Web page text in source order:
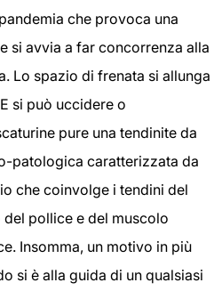
che provoca una
si avvia a far concorrenza alla
Lo spazio di frenata si allunga
si può uccidere o
pure una tendinite da
patologica caratterizzata da
che coinvolge i tendini del
pollice e del muscolo
Insomma, un motivo in più
si è alla guida di un qualsiasi